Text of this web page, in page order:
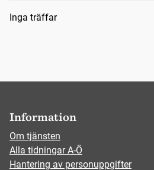
Sökresultat
Inga träffar
Information
Om tjänsten
Alla tidningar A-Ö
Hantering av personuppgifter